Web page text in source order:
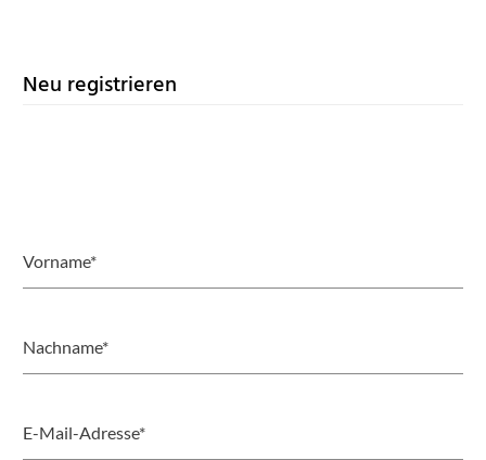
Neu registrieren
Vorname*
Nachname*
E-Mail-Adresse*